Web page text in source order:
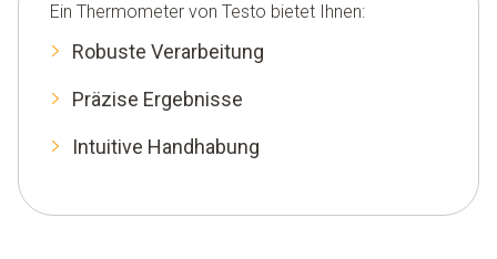
Ein Thermometer von Testo bietet Ihnen:
Robuste Verarbeitung
Präzise Ergebnisse
Intuitive Handhabung